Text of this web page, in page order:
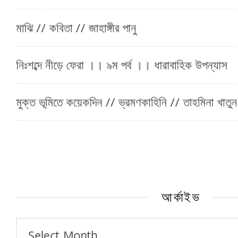
মাঝি // কবিতা // জাহাঙ্গীর পানু
নিঃশব্দে নীড়ে ফেরা ।। ৯ম পর্ব ।। ধারাবাহিক উপন্যাস
মুক্ত ভূমিতে কয়েকদিন // ভ্রমণকাহিনি // তাহমিনা খাতুন
আর্কাইভ